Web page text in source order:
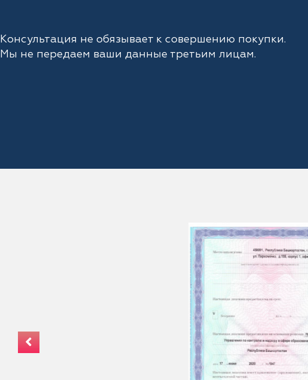
Консультация не обязывает к совершению покупки.
Мы не передаем ваши данные третьим лицам.